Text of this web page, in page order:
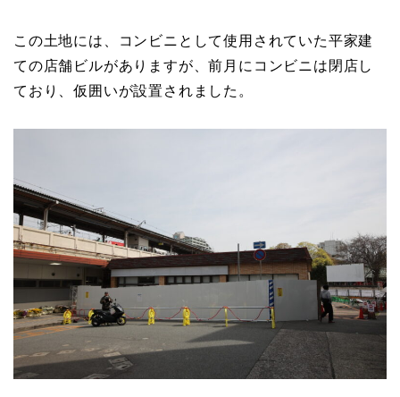
この土地には、コンビニとして使用されていた平家建
ての店舗ビルがありますが、前月にコンビニは閉店し
ており、仮囲いが設置されました。